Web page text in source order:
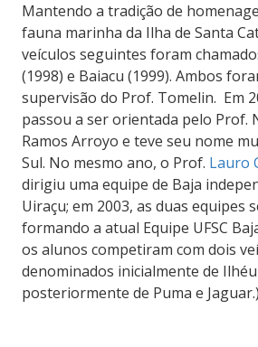
Mantendo a tradição de
fauna marinha da Ilha de Santa
veículos seguintes foram
(1998) e Baiacu (1999). Ambos
supervisão do Prof. Tomelin. Em
passou a ser orientada pelo Prof.
Ramos Arroyo e teve seu nome
Sul. No mesmo ano, o Prof. Lauro
dirigiu uma equipe de Baja
Uiraçu; em 2003, as duas equipes
formando a atual Equipe UFSC
os alunos competiram com dois
denominados inicialmente de
posteriormente de Puma e Jaguar.)